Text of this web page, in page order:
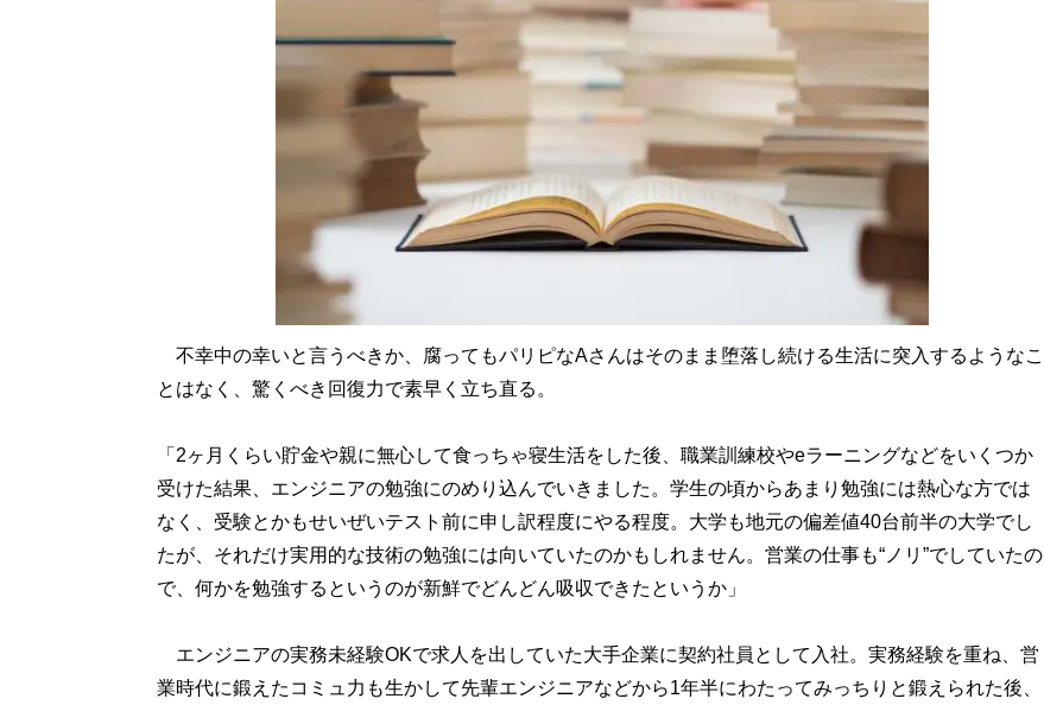
不幸中の幸いと言うべきか、腐ってもパリピなAさんはそのまま堕落し続ける生活に突入するようなこ
とはなく、驚くべき回復力で素早く立ち直る。
「2ヶ月くらい貯金や親に無心して食っちゃ寝生活をした後、職業訓練校やeラーニングなどをいくつか
受けた結果、エンジニアの勉強にのめり込んでいきました。学生の頃からあまり勉強には熱心な方では
なく、受験とかもせいぜいテスト前に申し訳程度にやる程度。大学も地元の偏差値40台前半の大学でし
たが、それだけ実用的な技術の勉強には向いていたのかもしれません。営業の仕事も“ノリ”でしていたの
で、何かを勉強するというのが新鮮でどんどん吸収できたというか」
エンジニアの実務未経験OKで求人を出していた大手企業に契約社員として入社。実務経験を重ね、営
業時代に鍛えたコミュ力も生かして先輩エンジニアなどから1年半にわたってみっちりと鍛えられた後、